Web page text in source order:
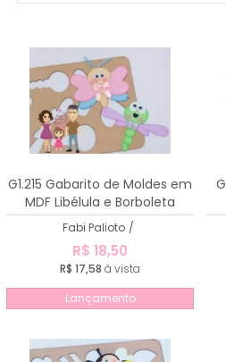
MENOR PREÇO
MAIOR PREÇO
G1.215 Gabarito de Moldes em
MDF Libélula e Borboleta
Fabi Palioto /
R$ 18,50
R$ 17,58 à vista
Lançamento